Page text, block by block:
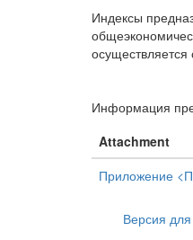
Индексы
Информация
Attachment
Приложение
Версия